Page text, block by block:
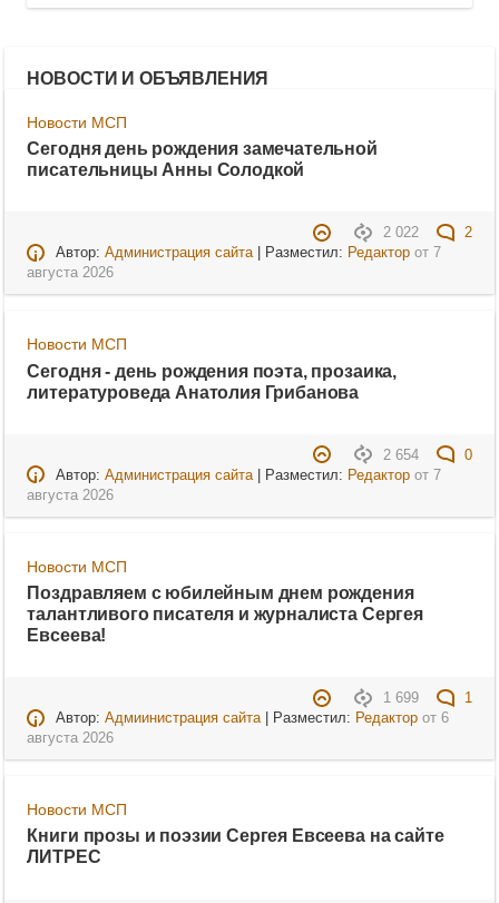
НОВОСТИ И ОБЪЯВЛЕНИЯ
Новости МСП
Сегодня день рождения замечательной
писательницы Анны Солодкой
2 022
2
Автор: Администрация сайта| Разместил: Редакторот 7
августа 2026
Новости МСП
Сегодня - день рождения поэта, прозаика,
литературоведа Анатолия Грибанова
2 654
0
Автор: Администрация сайта| Разместил: Редакторот 7
августа 2026
Новости МСП
Поздравляем с юбилейным днем рождения
талантливого писателя и журналиста Сергея
Евсеева!
1 699
1
Автор: Адмиинистрация сайта| Разместил: Редакторот 6
августа 2026
Новости МСП
Книги прозы и поэзии Сергея Евсеева на сайте
ЛИТРЕС